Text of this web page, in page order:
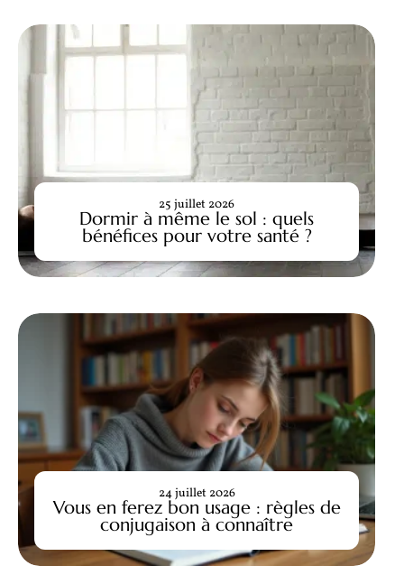
Dormir à même le sol : quels
bénéfices pour votre santé ?
25 juillet 2026
Vous en ferez bon usage : règles de
conjugaison à connaître
24 juillet 2026